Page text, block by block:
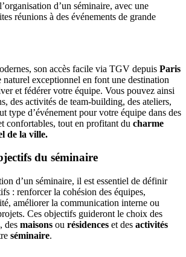
d’un séminaire, avec une
réunions à des événements de grande
son accès facile via TGV depuis Paris
naturel exceptionnel en font une destination
et fédérer votre équipe. Vous pouvez ainsi
des activités de team-building, des ateliers,
type d’événement pour votre équipe dans des
confortables, tout en profitant du charme
de la ville.
du séminaire
d’un séminaire, il est essentiel de définir
: renforcer la cohésion des équipes,
améliorer la communication interne ou
Ces objectifs guideront le choix des
, des maisons ou résidences et des activités
séminaire.